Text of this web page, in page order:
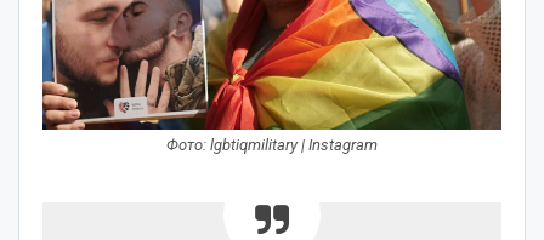
Фото: lgbtiqmilitary | Instagram